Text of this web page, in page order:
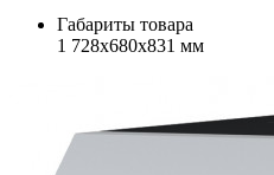
Габариты товара
1 728x680x831 мм